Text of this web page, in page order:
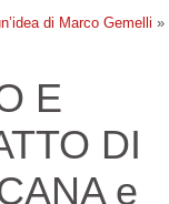
di Marco Gemelli »
E
DI
e